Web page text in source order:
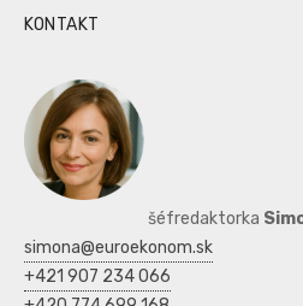
KONTAKT
šéfredaktorka
simona@euroekonom.sk
+421 907 234 066